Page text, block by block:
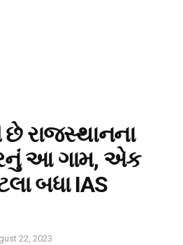
છે રાજસ્થાનના
આ ગામ, એક
બધા IAS
22, 2023